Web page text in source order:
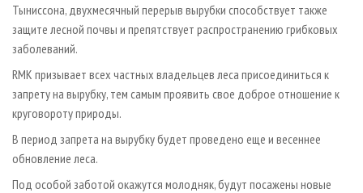
Тыниссона, двухмесячный перерыв вырубки способствует также
защите лесной почвы и препятствует распространению грибковых
заболеваний.
RMK призывает всех частных владельцев леса присоединиться к
запрету на вырубку, тем самым проявить свое доброе отношение к
круговороту природы.
В период запрета на вырубку будет проведено еще и весеннее
обновление леса.
Под особой заботой окажутся молодняк, будут посажены новые